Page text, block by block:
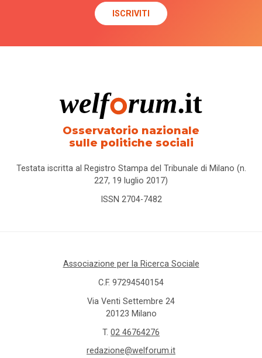
Osservatorio nazionale
sulle politiche sociali
Testata iscritta al Registro Stampa del Tribunale di Milano (n.
227, 19 luglio 2017)
ISSN 2704-7482
Associazione per la Ricerca Sociale
C.F. 97294540154
Via Venti Settembre 24
20123 Milano
T. 02 46764276
redazione@welforum.it